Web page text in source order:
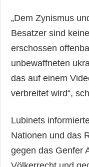
Fotos
„Dem Zynismus
Besatzer sind
erschossen
unbewaffneten
das auf einem
verbreitet wird“,
Lubinets
Nationen und das
gegen das Genfer